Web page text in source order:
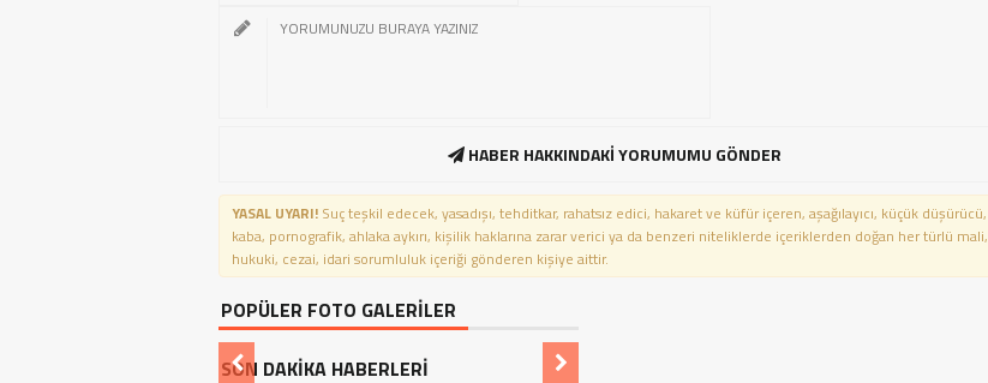
HABER HAKKINDAKİ YORUMUMU GÖNDER
YASAL UYARI! Suç teşkil edecek, yasadışı, tehditkar, rahatsız edici, hakaret ve küfür içeren, aşağılayıcı, küçük düşürücü,
kaba, pornografik, ahlaka aykırı, kişilik haklarına zarar verici ya da benzeri niteliklerde içeriklerden doğan her türlü mali,
hukuki, cezai, idari sorumluluk içeriği gönderen kişiye aittir.
POPÜLER FOTO GALERİLER
SON DAKİKA HABERLERİ